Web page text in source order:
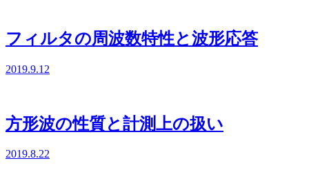
フィルタの周波数特性と波形応答
2019.9.12
方形波の性質と計測上の扱い
2019.8.22